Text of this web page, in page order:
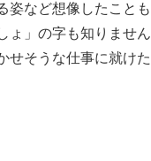
姿など想像したことも
ょ」の字も知りません
せそうな仕事に就けた